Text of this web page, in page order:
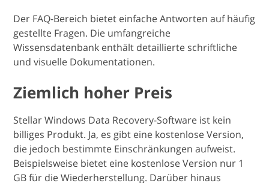
Der FAQ-Bereich bietet einfache Antworten auf häufig
gestellte Fragen. Die umfangreiche
Wissensdatenbank enthält detaillierte schriftliche
und visuelle Dokumentationen.
Ziemlich hoher Preis
Stellar Windows Data Recovery-Software ist kein
billiges Produkt. Ja, es gibt eine kostenlose Version,
die jedoch bestimmte Einschränkungen aufweist.
Beispielsweise bietet eine kostenlose Version nur 1
GB für die Wiederherstellung. Darüber hinaus